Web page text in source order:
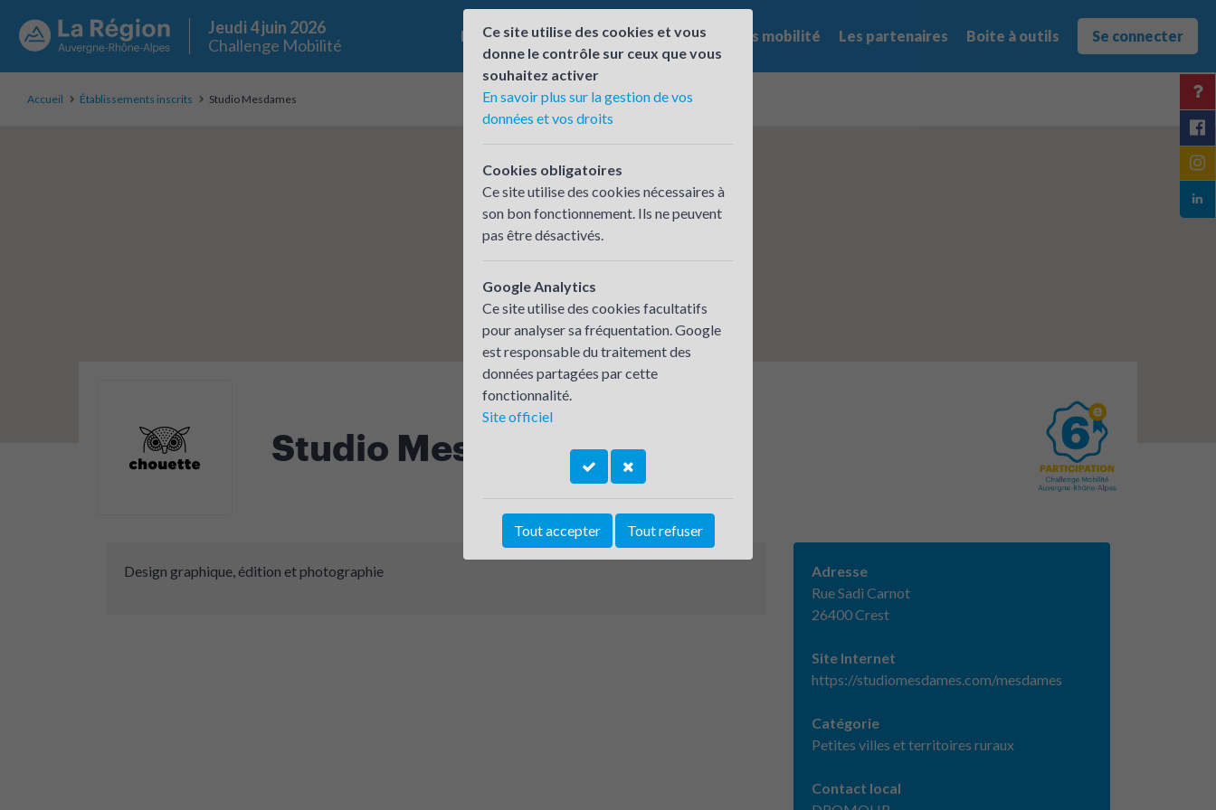
Jeudi 4 juin 2026
Challenge Mobilité
Le challenge Qui participe ? Les offres mobilité Les partenaires Boite à outils Se connecter
Accueil Établissements inscrits Studio Mesdames
Studio Mesdames
Design graphique, édition et photographie
Adresse
Rue Sadi Carnot
26400 Crest
Site Internet
https://studiomesdames.com/mesdames
Catégorie
Petites villes et territoires ruraux
Contact local
Ce site utilise des cookies et vous
donne le contrôle sur ceux que vous
souhaitez activer
En savoir plus sur la gestion de vos
données et vos droits
Cookies obligatoires
Ce site utilise des cookies nécessaires à
son bon fonctionnement. Ils ne peuvent
pas être désactivés.
Google Analytics
Ce site utilise des cookies facultatifs
pour analyser sa fréquentation. Google
est responsable du traitement des
données partagées par cette
fonctionnalité.
Site officiel
Tout accepter Tout refuser